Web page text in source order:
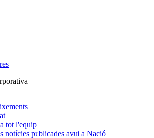
tot l'equip
notícies publicades avui a Nació